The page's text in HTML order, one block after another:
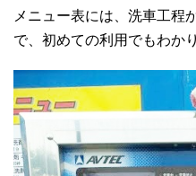
メニュー表には、洗車工程
で、初めての利用でもわか